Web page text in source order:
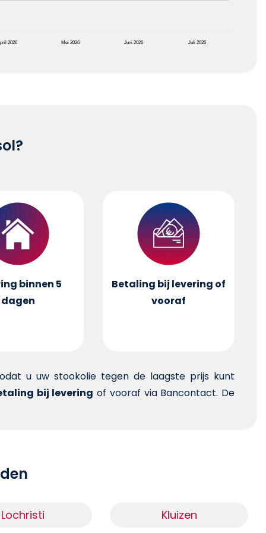
2026 Mei 2026 Juni 2026 Juli 2026
binnen 5
dagen
Betaling bij levering of
vooraf
u uw stookolie tegen de laagste prijs kunt
bij levering of vooraf via Bancontact. De
Lochristi Kluizen